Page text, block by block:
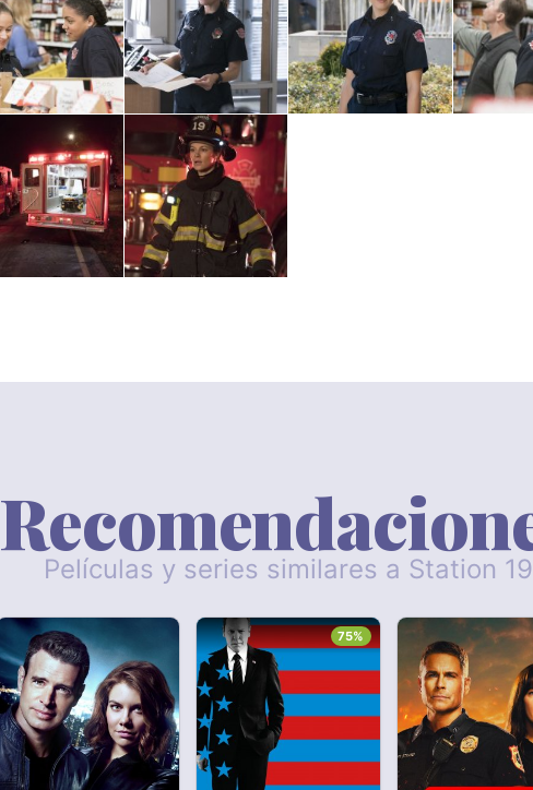
Películas y series similares a Station 19
75%